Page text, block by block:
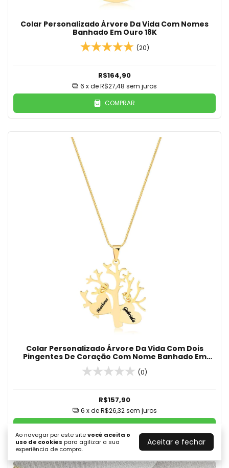
Ao navegar por este sitevocê aceita o
uso de cookies para agilizar a sua
experiência de compra.
Aceitar e fechar
Colar Personalizado Árvore Da Vida Com Nomes
Banhado Em Ouro 18K
(20)
R$164,90
6 x deR$27,48 sem juros
COMPRAR
Colar Personalizado Árvore Da Vida Com Dois
Pingentes De Coração Com Nome Banhado Em
Ouro 18K
(0)
R$157,90
6 x deR$26,32 sem juros